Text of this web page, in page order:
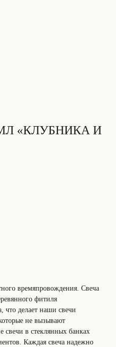
«КЛУБНИКА И
времяпровождения. Свеча
фитиля
что делает наши свечи
не вызывают
свечи в стеклянных банках
Каждая свеча надежно